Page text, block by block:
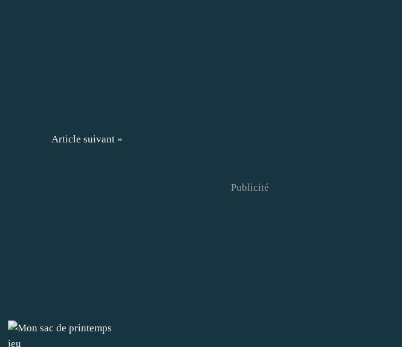
Article suivant »
Publicité